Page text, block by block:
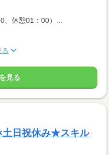
、休憩01：00）...
る
見る
土日祝休み★スキル